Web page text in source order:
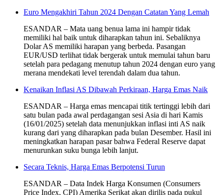
Euro Mengakhiri Tahun 2024 Dengan Catatan Yang Lemah
ESANDAR – Mata uang benua lama ini hampir tidak
memiliki hal baik untuk diharapkan tahun ini. Sebaliknya
Dolar AS memiliki harapan yang berbeda. Pasangan
EUR/USD terlihat tidak bergerak untuk memulai tahun baru
setelah para pedagang menutup tahun 2024 dengan euro yang
merana mendekati level terendah dalam dua tahun.
Kenaikan Inflasi AS Dibawah Perkiraan, Harga Emas Naik
ESANDAR – Harga emas mencapai titik tertinggi lebih dari
satu bulan pada awal perdagangan sesi Asia di hari Kamis
(16/01/2025) setelah data menunjukkan inflasi inti AS naik
kurang dari yang diharapkan pada bulan Desember. Hasil ini
meningkatkan harapan pasar bahwa Federal Reserve dapat
menurunkan suku bunga lebih lanjut.
Secara Teknis, Harga Emas Berpotensi Turun
ESANDAR – Data Indek Harga Konsumen (Consumers
Price Index, CPI) Amerika Serikat akan dirilis pada pukul